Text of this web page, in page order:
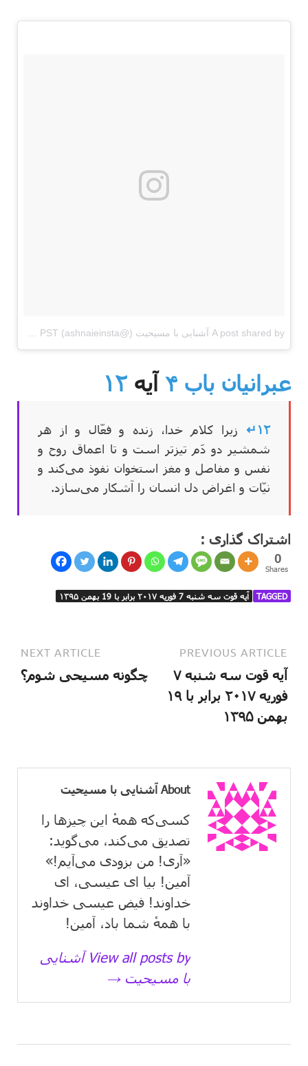
A post shared by آشنایی با مسیحیت (@ashnaieinsta) Feb 7, 2017 at 12:08pm PST
عبرانیان باب ۴ آیه ۱۲
۱۲↵
زیرا کلام خدا، زنده و فعّال و از هر
شمشیر دو دَم تیزتر است و تا اعماق روح و
نفس و مفاصل و مغز استخوان نفوذ می‌کند و
نیّات و اغراض دل انسان را آشکار می‌سازد.
اشتراک گذاری :
0
Shares
TAGGED آیه قوت سه شنبه 7 فوریه ۲۰۱۷ برابر با 19 بهمن ۱۳۹۵
PREVIOUS ARTICLE
آیه قوت سه شنبه ۷
فوریه ۲۰۱۷ برابر با ۱۹
بهمن ۱۳۹۵
NEXT ARTICLE
چگونه مسیحی شوم؟
About آشنایی با مسیحیت
کسی‌که همهٔ این چیزها را
تصدیق می‌كند، می‌گوید:
«آری! من بزودی می‌آیم!»
آمین! بیا ای عیسی، ای
خداوند! فیض عیسی خداوند
با همهٔ شما باد، آمین!
View all posts by آشنایی
با مسیحیت →